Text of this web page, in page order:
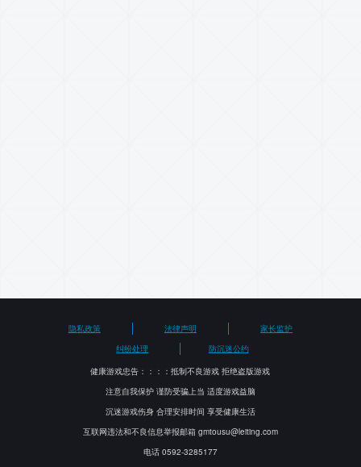
隐私政策 法律声明
家长监护
纠纷处理
防沉迷公约
健康游戏忠告：：：：抵制不良游戏 拒绝盗版游戏
注意自我保护 谨防受骗上当 适度游戏益脑
沉迷游戏伤身 合理安排时间 享受健康生活
互联网违法和不良信息举报邮箱 gmtousu@leiting.com
电话 0592-3285177